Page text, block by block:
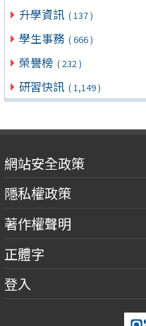
升學資訊 ( 137 )
學生事務 ( 666 )
榮譽榜 ( 232 )
研習快訊 ( 1,149 )
網站安全政策
隱私權政策
著作權聲明
正體字
登入